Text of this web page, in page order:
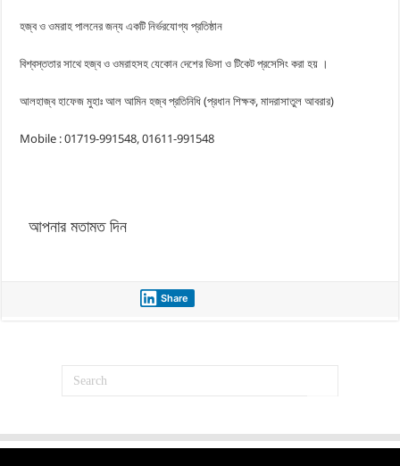
হজ্ব ও ওমরাহ পালনের জন্য একটি নির্ভরযোগ্য প্রতিষ্ঠান
বিশ্বস্ততার সাথে হজ্ব ও ওমরাহসহ যেকোন দেশের ভিসা ও টিকেট প্রসেসিং করা হয় ।
আলহাজ্ব হাফেজ মুহাঃ আল আমিন হজ্ব প্রতিনিধি (প্রধান শিক্ষক, মাদরাসাতুল আবরার)
Mobile : 01719-991548, 01611-991548
আপনার মতামত দিন
Share